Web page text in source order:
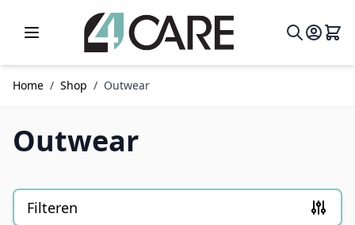
Ga naar de inhoud
Home / Shop / Outwear
Outwear
Filteren